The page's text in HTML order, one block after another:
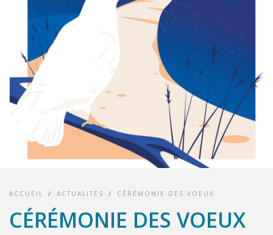
ACCUEIL / ACTUALITÉS / CÉRÉMONIE DES VOEUX
CÉRÉMONIE DES VOEUX